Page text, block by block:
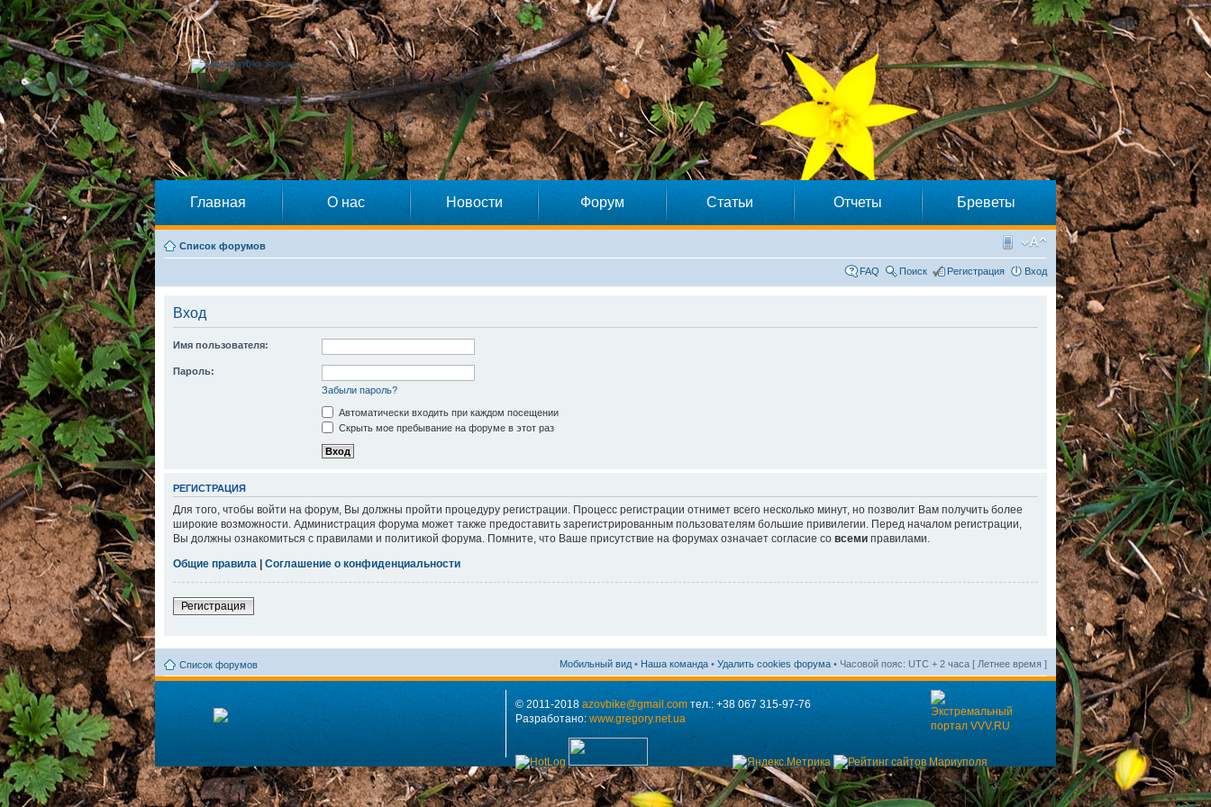
Главная О нас Новости Форум Статьи Отчеты Бреветы
Список форумов
FAQ Поиск Регистрация Вход
Вход
Имя пользователя:
Пароль:
Забыли пароль?
Автоматически входить при каждом посещении
Скрыть мое пребывание на форуме в этот раз
РЕГИСТРАЦИЯ
Для того, чтобы войти на форум, Вы должны пройти процедуру регистрации. Процесс регистрации отнимет всего несколько минут, но позволит Вам получить более
широкие возможности. Администрация форума может также предоставить зарегистрированным пользователям большие привилегии. Перед началом регистрации,
Вы должны ознакомиться с правилами и политикой форума. Помните, что Ваше присутствие на форумах означает согласие со всеми правилами.
Общие правила | Соглашение о конфиденциальности
Регистрация
Список форумов Мобильный вид • Наша команда • Удалить cookies форума • Часовой пояс: UTC + 2 часа [ Летнее время ]
© 2011-2018 azovbike@gmail.com тел.: +38 067 315-97-76
Разработано: www.gregory.net.ua